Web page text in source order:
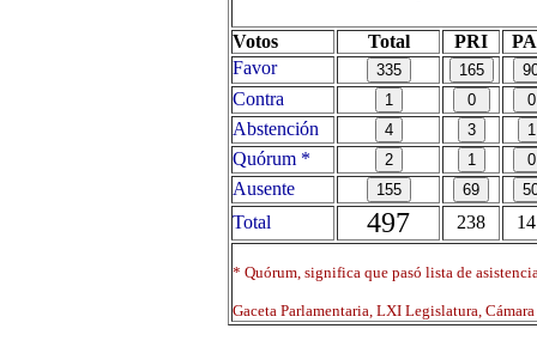
Votos Total PRI
Favor
Contra
Abstención
Quórum *
Ausente
Total
497 238
* Quórum, significa que pasó lista de
Gaceta Parlamentaria, LXI Legislatura,